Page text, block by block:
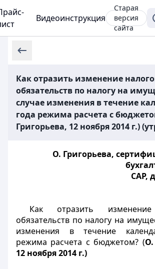
Видеоинструкция
Старая
версия
сайта
Как отразить изменение
обязательств по налогу на
случае изменения в течение
года режима расчета с
Григорьева, 12 ноября 2014 г.)
О. Григорьева,
САР,
Как отразить
обязательств по налогу на
изменения в течение
режима расчета с бюджетом? (О.
12 ноября 2014 г.)